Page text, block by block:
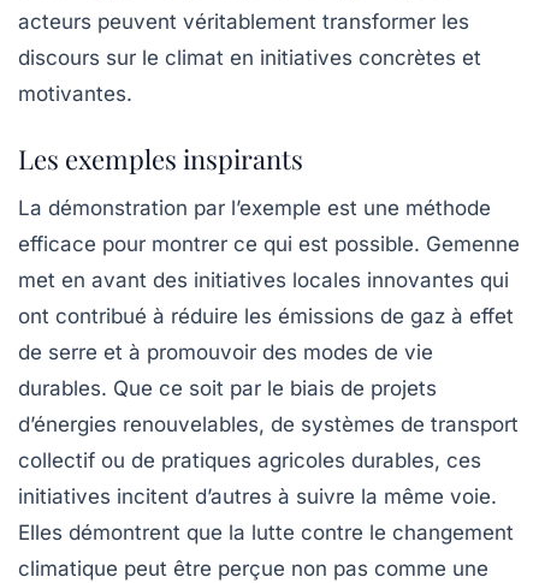
acteurs peuvent véritablement transformer les
discours sur le climat en initiatives concrètes et
motivantes.
Les exemples inspirants
La démonstration par l’exemple est une méthode
efficace pour montrer ce qui est possible. Gemenne
met en avant des initiatives locales innovantes qui
ont contribué à réduire les émissions de gaz à effet
de serre et à promouvoir des modes de vie
durables. Que ce soit par le biais de projets
d’énergies renouvelables, de systèmes de transport
collectif ou de pratiques agricoles durables, ces
initiatives incitent d’autres à suivre la même voie.
Elles démontrent que la lutte contre le changement
climatique peut être perçue non pas comme une